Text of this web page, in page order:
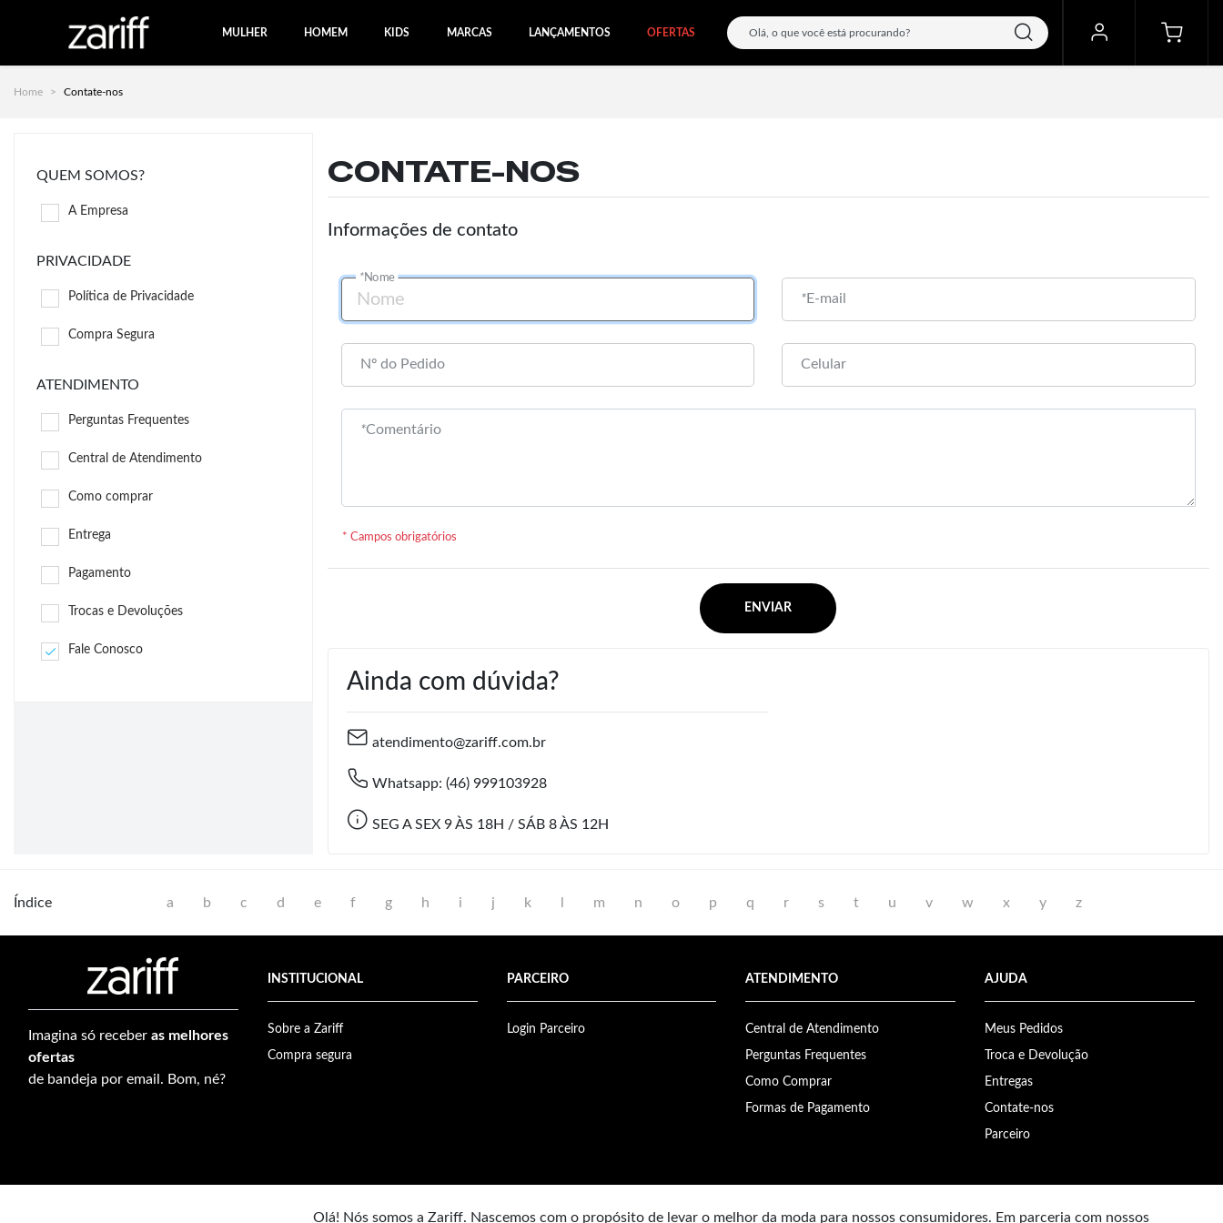
MULHER HOMEM KIDS MARCAS LANÇAMENTOS OFERTAS
Home Contate-nos
QUEM SOMOS?
A Empresa
PRIVACIDADE
Política de Privacidade
Compra Segura
ATENDIMENTO
Perguntas Frequentes
Central de Atendimento
Como comprar
Entrega
Pagamento
Trocas e Devoluções
Fale Conosco
CONTATE-NOS
Informações de contato
*Nome
*E-mail
Nº do Pedido Celular
*Comentário
* Campos obrigatórios
ENVIAR
Ainda com dúvida?
atendimento@zariff.com.br
Whatsapp: (46) 999103928
SEG A SEX 9 ÀS 18H / SÁB 8 ÀS 12H
Índice a b c d e f g h i j k m n o p q r s t u v w x y z
Imagina só receber as melhores
ofertas
de bandeja por email. Bom, né?
INSTITUCIONAL
Sobre a Zariff
Compra segura
PARCEIRO
Login Parceiro
ATENDIMENTO
Central de Atendimento
Perguntas Frequentes
Como Comprar
Formas de Pagamento
AJUDA
Meus Pedidos
Troca e Devolução
Entregas
Contate-nos
Parceiro
Olá! Nós somos a Zariff. Nascemos com o propósito de levar o melhor da moda para nossos consumidores. Em parceria com nossos